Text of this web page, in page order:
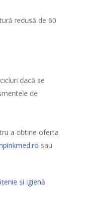
redusă de 60
dacă se
de
a obtine oferta
sau
şi igienă